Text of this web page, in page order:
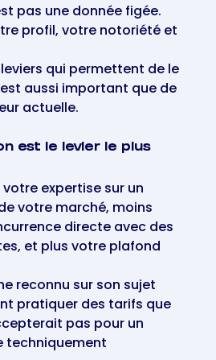
pas une donnée figée.
profil, votre notoriété et
qui permettent de le
aussi important que de
actuelle.
est le levier le plus
expertise sur un
votre marché, moins
directe avec des
et plus votre plafond
reconnu sur son sujet
pratiquer des tarifs que
pas pour un
techniquement